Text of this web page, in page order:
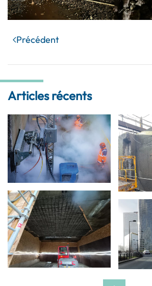
Précédent
Articles récents